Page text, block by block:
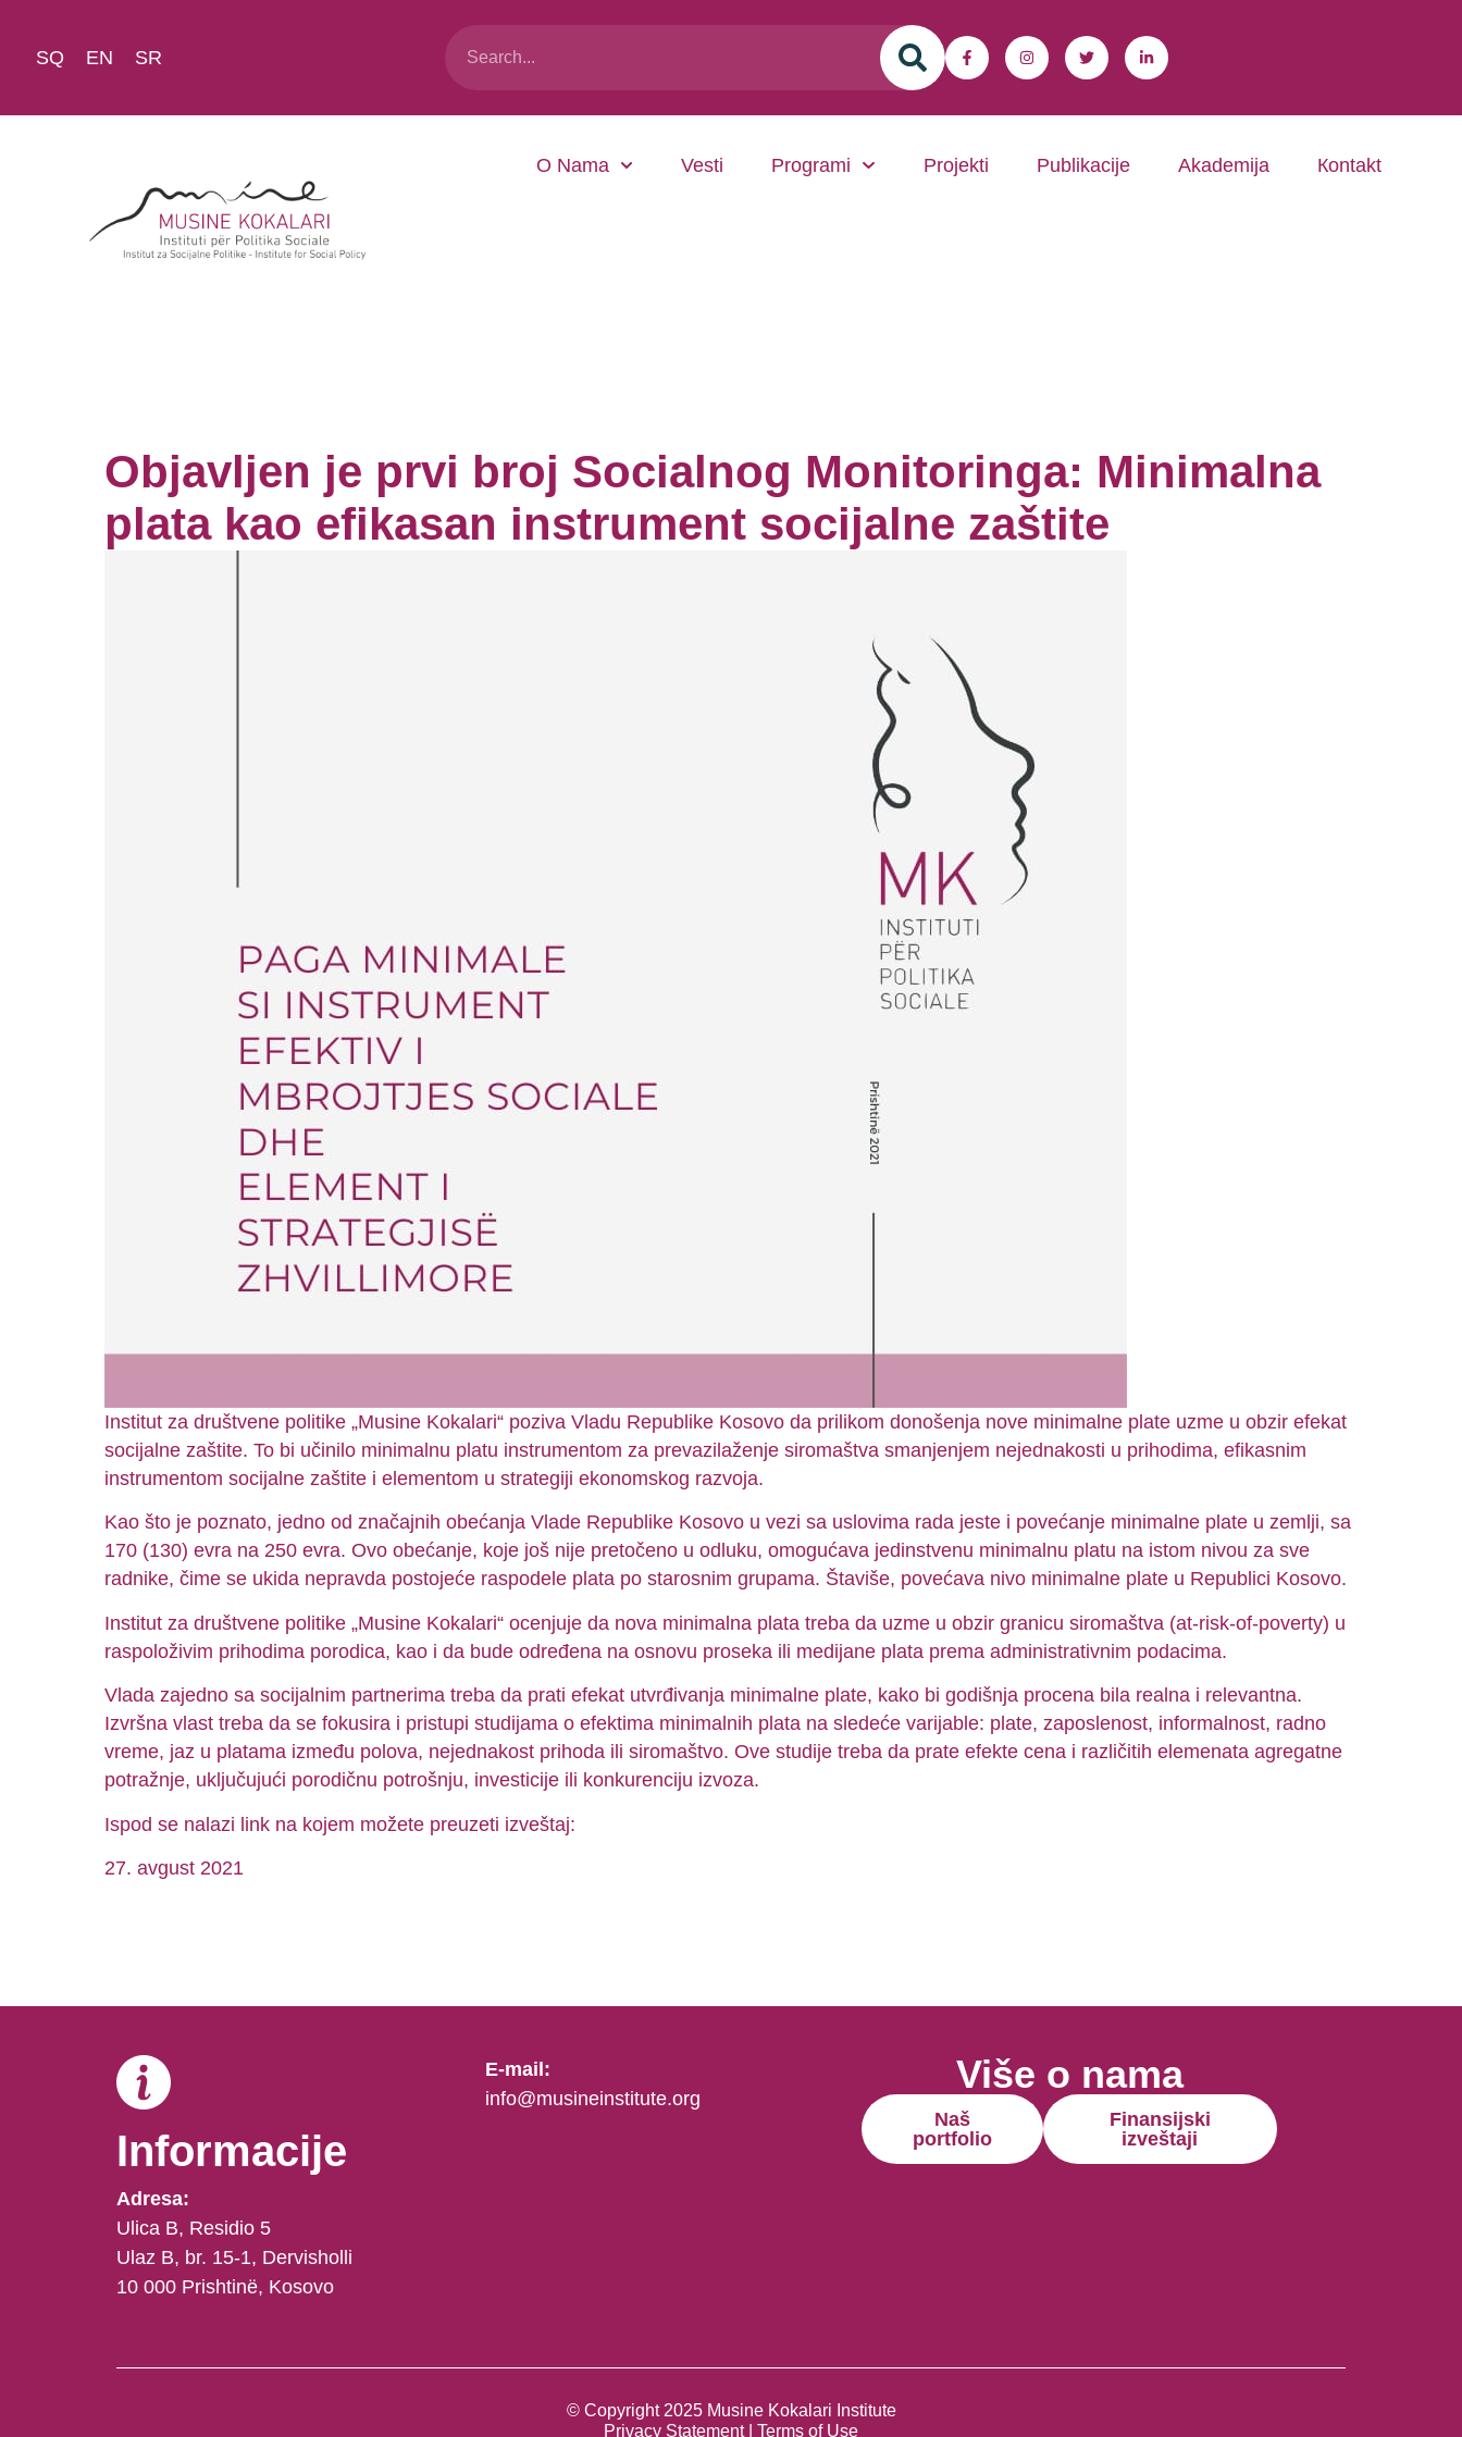
SQ EN SR
O Nama Vesti Programi Projekti Publikacije Akademija Коntakt
Objavljen je prvi broj Socialnog Monitoringa: Minimalna
plata kao efikasan instrument socijalne zaštite
Institut za društvene politike „Musine Kokalari“ poziva Vladu Republike Kosovo da prilikom donošenja nove minimalne plate uzme u obzir efekat
socijalne zaštite. To bi učinilo minimalnu platu instrumentom za prevazilaženje siromaštva smanjenjem nejednakosti u prihodima, efikasnim
instrumentom socijalne zaštite i elementom u strategiji ekonomskog razvoja.
Kao što je poznato, jedno od značajnih obećanja Vlade Republike Kosovo u vezi sa uslovima rada jeste i povećanje minimalne plate u zemlji, sa
170 (130) evra na 250 evra. Ovo obećanje, koje još nije pretočeno u odluku, omogućava jedinstvenu minimalnu platu na istom nivou za sve
radnike, čime se ukida nepravda postojeće raspodele plata po starosnim grupama. Štaviše, povećava nivo minimalne plate u Republici Kosovo.
Institut za društvene politike „Musine Kokalari“ ocenjuje da nova minimalna plata treba da uzme u obzir granicu siromaštva (at-risk-of-poverty) u
raspoloživim prihodima porodica, kao i da bude određena na osnovu proseka ili medijane plata prema administrativnim podacima.
Vlada zajedno sa socijalnim partnerima treba da prati efekat utvrđivanja minimalne plate, kako bi godišnja procena bila realna i relevantna.
Izvršna vlast treba da se fokusira i pristupi studijama o efektima minimalnih plata na sledeće varijable: plate, zaposlenost, informalnost, radno
vreme, jaz u platama između polova, nejednakost prihoda ili siromaštvo. Ove studije treba da prate efekte cena i različitih elemenata agregatne
potražnje, uključujući porodičnu potrošnju, investicije ili konkurenciju izvoza.
Ispod se nalazi link na kojem možete preuzeti izveštaj:
27. avgust 2021
Informacije
Adresa:
Ulica B, Residio 5
Ulaz B, br. 15-1, Dervisholli
10 000 Prishtinë, Kosovo
E-mail:
info@musineinstitute.org
Više o nama
Naš
portfolio
Finansijski
izveštaji
© Copyright 2025 Musine Kokalari Institute
Privacy Statement | Terms of Use